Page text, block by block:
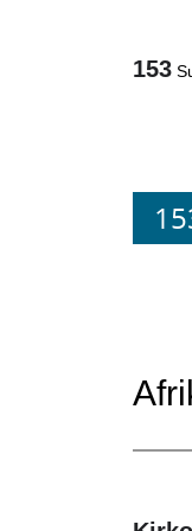
153